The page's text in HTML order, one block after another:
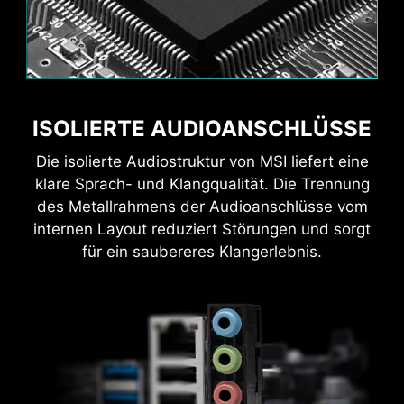
ISOLIERTE AUDIOANSCHLÜSSE
Die isolierte Audiostruktur von MSI liefert eine
klare Sprach- und Klangqualität. Die Trennung
des Metallrahmens der Audioanschlüsse vom
internen Layout reduziert Störungen und sorgt
für ein saubereres Klangerlebnis.
Wave Steady
Flame Breathing
CPU Temperature Color Ring
Game-Boost AI-Boost
die Einstellungen nicht mehr manuell vornehmen
musst.
EXKLUSIVE
BENUTZEROBERFLÄCHE VON
AIDA64 EXTREME